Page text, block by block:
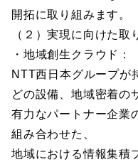
開拓に取り組みます。
（２）実現に向けた取
・地域創生クラウド：
NTT西日本グループが
どの設備、地域密着の
有力なパートナー企業
組み合わせた、
地域における情報集積